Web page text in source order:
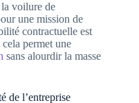
la voilure de
une mission de
contractuelle est
permet une
sans alourdir la masse
de l’entreprise